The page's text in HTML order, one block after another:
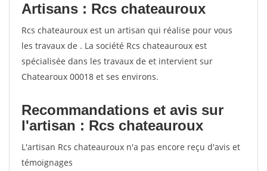
Artisans : Rcs chateauroux
Rcs chateauroux est un artisan qui réalise pour vous
les travaux de . La société Rcs chateauroux est
spécialisée dans les travaux de et intervient sur
Chatearoux 00018 et ses environs.
Recommandations et avis sur
l'artisan : Rcs chateauroux
L'artisan Rcs chateauroux n'a pas encore reçu d'avis et
témoignages